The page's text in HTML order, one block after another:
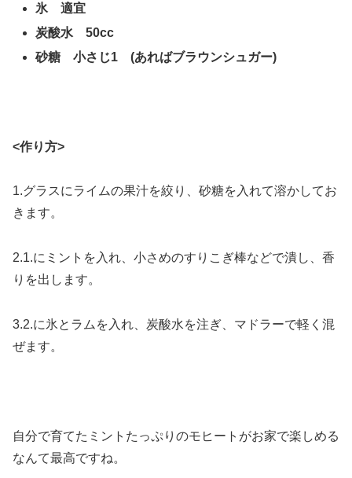
氷 適宜
炭酸水 50cc
砂糖 小さじ1 (あればブラウンシュガー)
<作り方>
1.グラスにライムの果汁を絞り、砂糖を入れて溶かしてお
きます。
2.1.にミントを入れ、小さめのすりこぎ棒などで潰し、香
りを出します。
3.2.に氷とラムを入れ、炭酸水を注ぎ、マドラーで軽く混
ぜます。
自分で育てたミントたっぷりのモヒートがお家で楽しめる
なんて最高ですね。